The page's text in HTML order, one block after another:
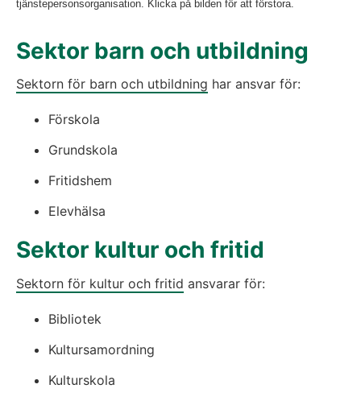
tjänstepersonsorganisation. Klicka på bilden för att förstora.
Sektor barn och utbildning
Sektorn för barn och utbildning har ansvar för:
Förskola
Grundskola
Fritidshem
Elevhälsa
Sektor kultur och fritid
Sektorn för kultur och fritid ansvarar för:
Bibliotek
Kultursamordning
Kulturskola